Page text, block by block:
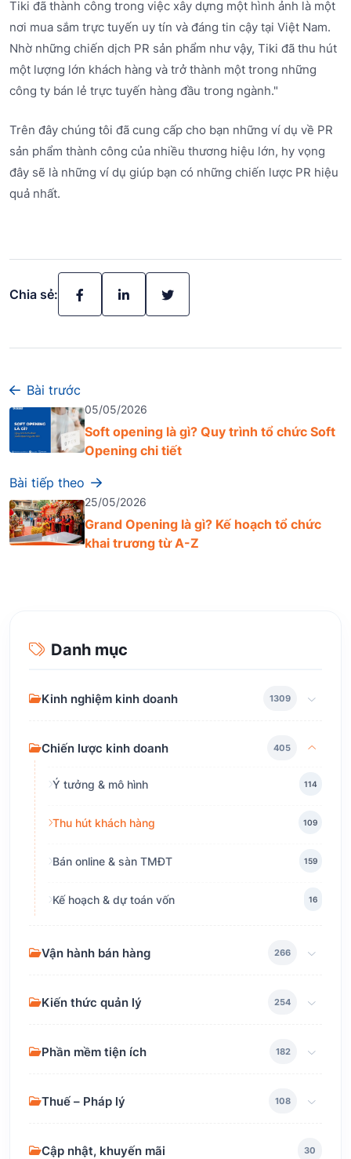
Tiki đã thành công trong việc xây dựng một hình ảnh là một
nơi mua sắm trực tuyến uy tín và đáng tin cậy tại Việt Nam.
Nhờ những chiến dịch PR sản phẩm như vậy, Tiki đã thu hút
một lượng lớn khách hàng và trở thành một trong những
công ty bán lẻ trực tuyến hàng đầu trong ngành."
Trên đây chúng tôi đã cung cấp cho bạn những ví dụ về PR
sản phẩm thành công của nhiều thương hiệu lớn, hy vọng
đây sẽ là những ví dụ giúp bạn có những chiến lược PR hiệu
quả nhất.
Chia sẻ:
Bài trước
05/05/2026
Soft opening là gì? Quy trình tổ chức Soft
Opening chi tiết
Bài tiếp theo
25/05/2026
Grand Opening là gì? Kế hoạch tổ chức
khai trương từ A-Z
Danh mục
Kinh nghiệm kinh doanh 1309
Chiến lược kinh doanh 405
Ý tưởng & mô hình 114
Thu hút khách hàng 109
Bán online & sàn TMĐT 159
Kế hoạch & dự toán vốn 16
Vận hành bán hàng 266
Kiến thức quản lý 254
Phần mềm tiện ích 182
Thuế – Pháp lý 108
Cập nhật, khuyến mãi 30